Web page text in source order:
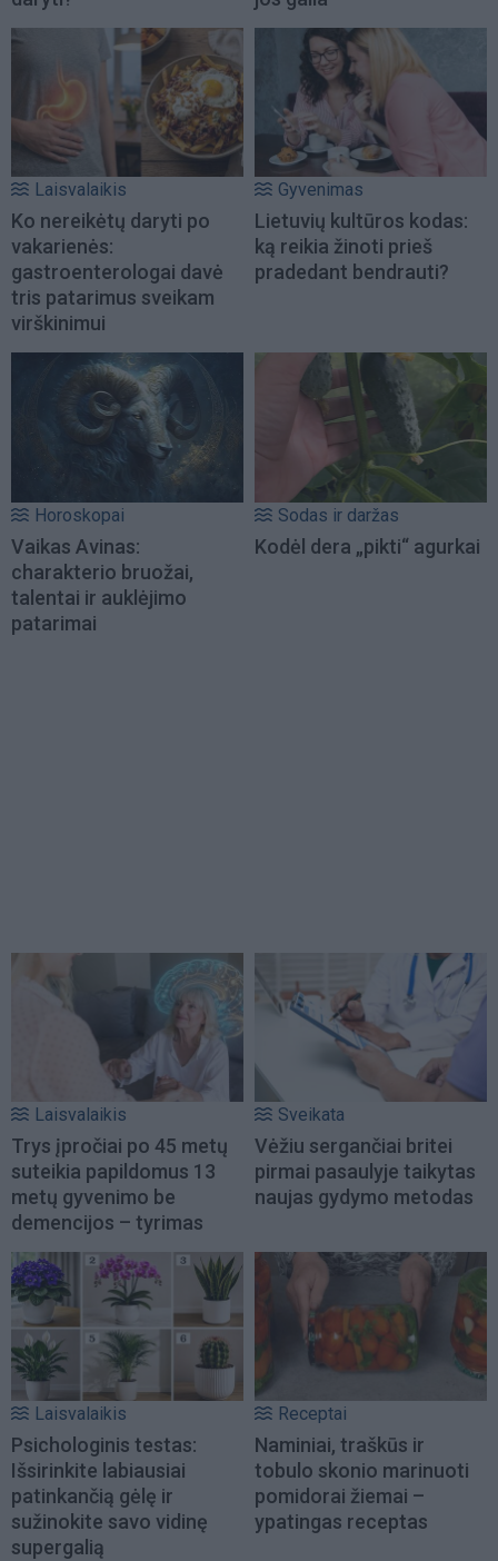
Laisvalaikis
Ko nereikėtų daryti po
vakarienės:
gastroenterologai davė
tris patarimus sveikam
virškinimui
Gyvenimas
Lietuvių kultūros kodas:
ką reikia žinoti prieš
pradedant bendrauti?
Horoskopai
Vaikas Avinas:
charakterio bruožai,
talentai ir auklėjimo
patarimai
Sodas ir daržas
Kodėl dera „pikti“ agurkai
Laisvalaikis
Trys įpročiai po 45 metų
suteikia papildomus 13
metų gyvenimo be
demencijos – tyrimas
Sveikata
Vėžiu sergančiai britei
pirmai pasaulyje taikytas
naujas gydymo metodas
Laisvalaikis
Psichologinis testas:
Išsirinkite labiausiai
patinkančią gėlę ir
sužinokite savo vidinę
supergalią
Receptai
Naminiai, traškūs ir
tobulo skonio marinuoti
pomidorai žiemai –
ypatingas receptas